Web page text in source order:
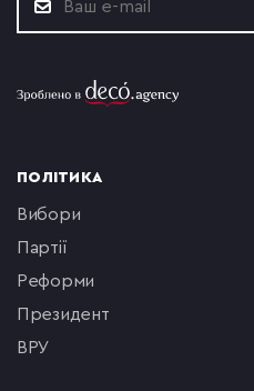
ПОЛІТИКА
вибори
партії
реформи
президент
ВРУ